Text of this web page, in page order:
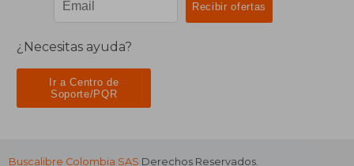
¿Necesitas ayuda?
Ir a Centro de
Soporte/PQR
Buscalibre Colombia SAS Derechos Reservados.